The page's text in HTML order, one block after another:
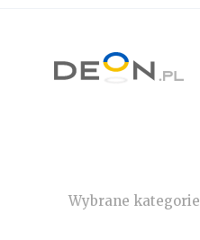
Wybrane kategorie